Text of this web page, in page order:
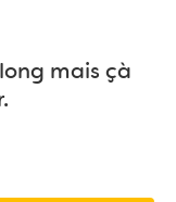
mais çà